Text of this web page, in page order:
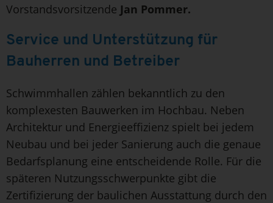
Vorstandsvorsitzende Jan Pommer.
Service und Unterstützung für
Bauherren und Betreiber
Schwimmhallen zählen bekanntlich zu den
komplexesten Bauwerken im Hochbau. Neben
Architektur und Energieeffizienz spielt bei jedem
Neubau und bei jeder Sanierung auch die genaue
Bedarfsplanung eine entscheidende Rolle. Für die
späteren Nutzungsschwerpunkte gibt die
Zertifizierung der baulichen Ausstattung durch den